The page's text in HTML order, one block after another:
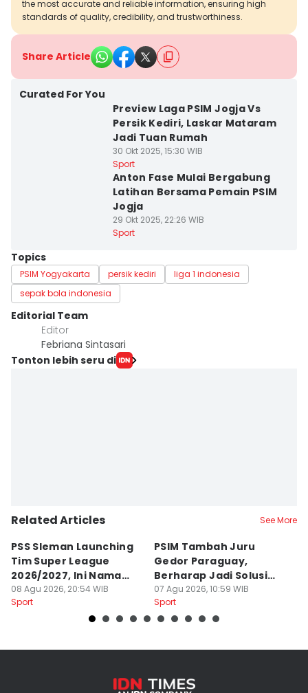
the most accurate and reliable information, ensuring high
standards of quality, credibility, and trustworthiness.
Share Article
Curated For You
Preview Laga PSIM Jogja Vs
Persik Kediri, Laskar Mataram
Jadi Tuan Rumah
30 Okt 2025, 15:30 WIB
Sport
Anton Fase Mulai Bergabung
Latihan Bersama Pemain PSIM
Jogja
29 Okt 2025, 22:26 WIB
Sport
Topics
PSIM Yogyakarta persik kediri
liga 1 indonesia
sepak bola indonesia
Editorial Team
Editor
Febriana Sintasari
Tonton lebih seru di
Related Articles See More
PSS Sleman Launching
Tim Super League
2026/2027, Ini Nama
Para Pemain
08 Agu 2026, 20:54 WIB
Sport
PSIM Tambah Juru
Gedor Paraguay,
Berharap Jadi Solusi
Minimnya Pencetak Gol
07 Agu 2026, 10:59 WIB
Sport